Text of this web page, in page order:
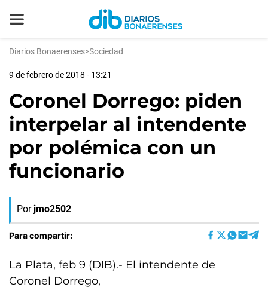
Diarios Bonaerenses>Sociedad
9 de febrero de 2018 - 13:21
Coronel Dorrego: piden
interpelar al intendente
por polémica con un
funcionario
Por jmo2502
Para compartir:
La Plata, feb 9 (DIB).- El intendente de
Coronel Dorrego,